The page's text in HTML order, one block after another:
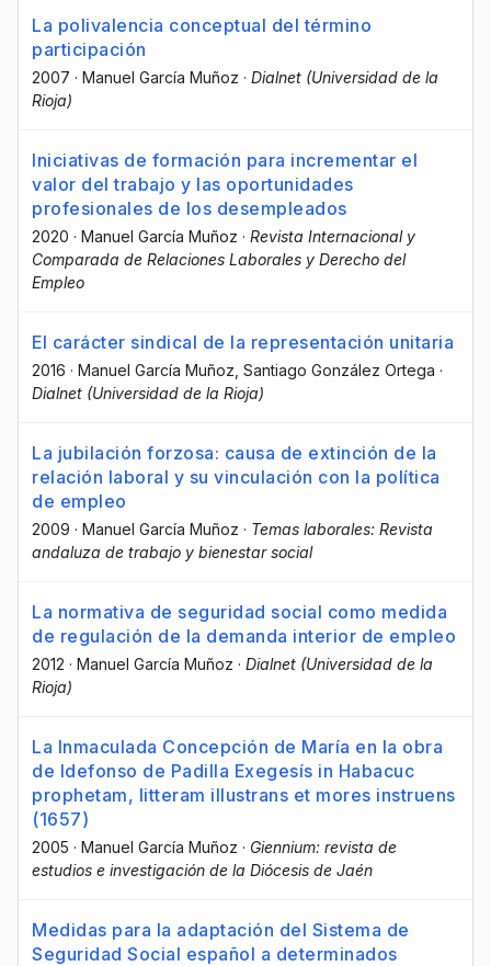
La polivalencia conceptual del término
participación
2007 · Manuel García Muñoz · Dialnet (Universidad de la
Rioja)
Iniciativas de formación para incrementar el
valor del trabajo y las oportunidades
profesionales de los desempleados
2020 · Manuel García Muñoz · Revista Internacional y
Comparada de Relaciones Laborales y Derecho del
Empleo
El carácter sindical de la representación unitaria
2016 · Manuel García Muñoz , Santiago González Ortega ·
Dialnet (Universidad de la Rioja)
La jubilación forzosa: causa de extinción de la
relación laboral y su vinculación con la política
de empleo
2009 · Manuel García Muñoz · Temas laborales: Revista
andaluza de trabajo y bienestar social
La normativa de seguridad social como medida
de regulación de la demanda interior de empleo
2012 · Manuel García Muñoz · Dialnet (Universidad de la
Rioja)
La Inmaculada Concepción de María en la obra
de ldefonso de Padilla Exegesís in Habacuc
prophetam, litteram illustrans et mores instruens
(1657)
2005 · Manuel García Muñoz · Giennium: revista de
estudios e investigación de la Diócesis de Jaén
Medidas para la adaptación del Sistema de
Seguridad Social español a determinados